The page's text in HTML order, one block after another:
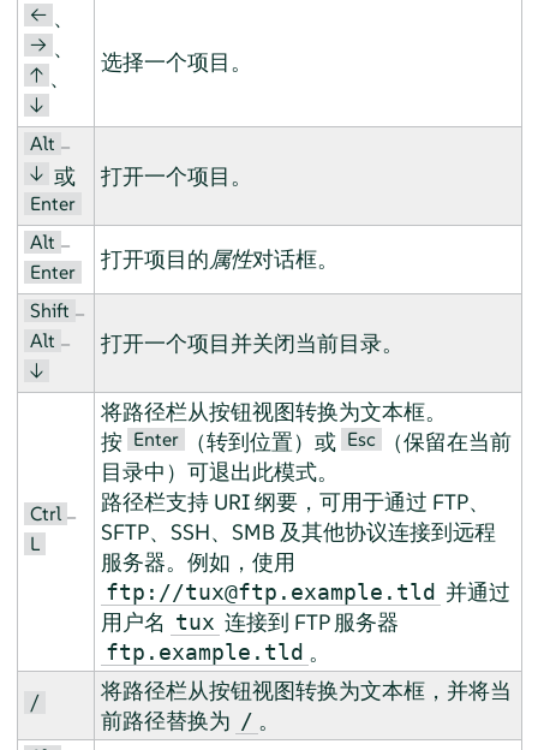
← 、
→ 、
↑ 、
↓
选择一个项目。
Alt –
↓ 或
Enter
打开一个项目。
Alt –
Enter 打开项目的属性对话框。
Shift –
Alt –
↓
打开一个项目并关闭当前目录。
Ctrl –
L
将路径栏从按钮视图转换为文本框。
按 Enter （转到位置）或 Esc
（保留在当前
目录中）可退出此模式。
路径栏支持 URI 纲要，可用于通过 FTP、
SFTP、SSH、SMB 及其他协议连接到远程
服务器。例如，使用
ftp://tux@ftp.example.tld 并通过
用户名 tux 连接到 FTP 服务器
ftp.example.tld 。
/
将路径栏从按钮视图转换为文本框，并将当
前路径替换为 / 。